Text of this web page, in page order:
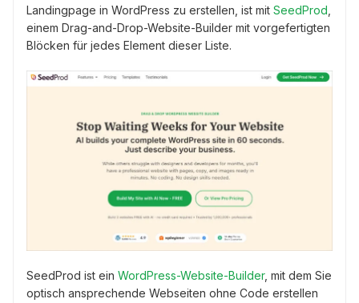
Landingpage in WordPress zu erstellen, ist mit SeedProd
einem Drag-and-Drop-Website-Builder mit vorgefertigten
Blöcken für jedes Element dieser Liste.
SeedProd ist ein WordPress-Website-Builder, mit dem Sie
optisch ansprechende Webseiten ohne Code erstellen